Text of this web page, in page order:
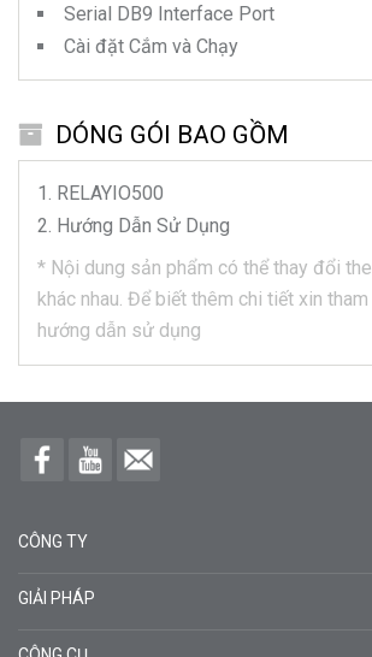
Serial DB9 Interface Port
Cài đặt Cắm và Chạy
DÓNG GÓI BAO GỒM
RELAYIO500
Hướng Dẫn Sử Dụng
* Nội dung sản phẩm có thể thay đổi
khác nhau. Để biết thêm chi tiết xin
hướng dẫn sử dụng
CÔNG TY
GIẢI PHÁP